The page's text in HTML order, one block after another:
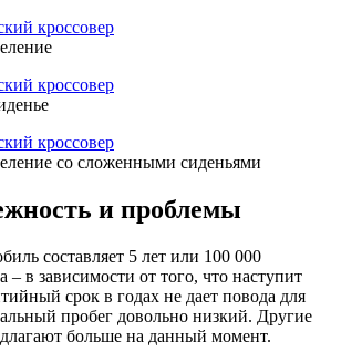
со сложенными сиденьями
и проблемы
составляет 5 лет или 100 000
– в зависимости от того, что наступит
срок в годах не дает повода для
пробег довольно низкий. Другие
больше на данный момент.